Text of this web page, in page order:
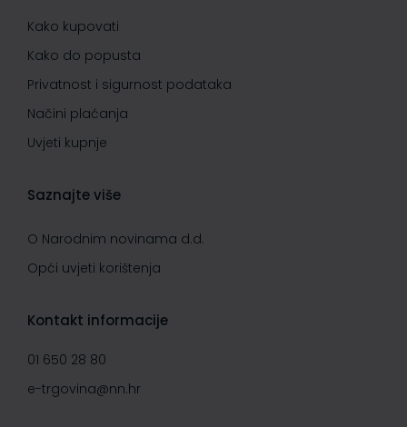
Kako kupovati
Kako do popusta
Privatnost i sigurnost podataka
Načini plaćanja
Uvjeti kupnje
Saznajte više
O Narodnim novinama d.d.
Opći uvjeti korištenja
Kontakt informacije
01 650 28 80
e-trgovina@nn.hr